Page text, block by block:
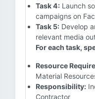
Task 4: Launch
campaigns on
Task 5: Develop
relevant media
For each task,
Resource
Material
Responsibility:
Contractor